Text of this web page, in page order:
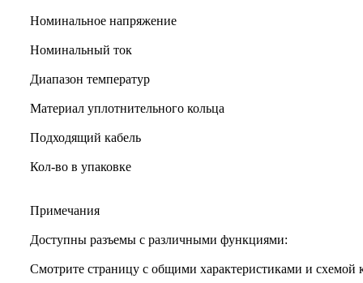
Номинальное напряжение
Номинальный ток
Диапазон температур
Материал уплотнительного кольца
Подходящий кабель
Кол-во в упаковке
Примечания
Доступны разъемы с различными функциями:
Смотрите страницу с общими характеристиками и схемой